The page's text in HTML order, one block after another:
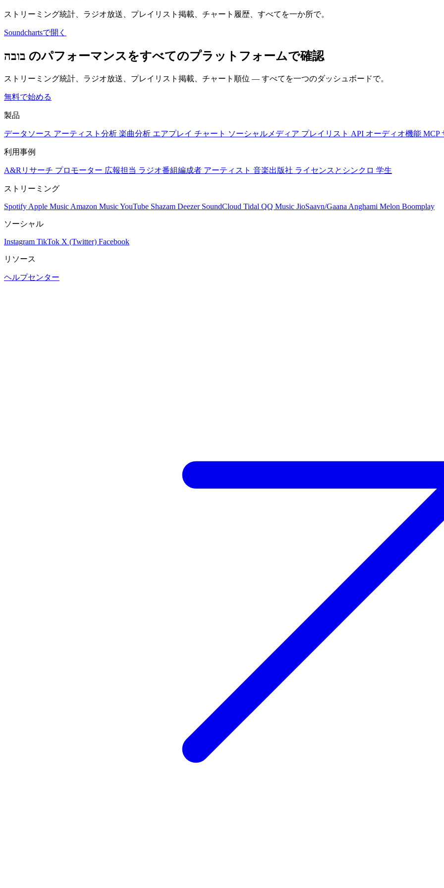
ストリーミング統計、ラジオ放送、プレイリスト掲載、チャート履歴、すべてを一か所で。
Soundchartsで開く
בובה のパフォーマンスをすべてのプラットフォームで確認
ストリーミング統計、ラジオ放送、プレイリスト掲載、チャート順位 — すべてを一つのダッシュボードで。
無料で始める
製品
データソース アーティスト分析 楽曲分析 エアプレイ チャート ソーシャルメディア プレイリスト API オーディオ機能 MCP
利用事例
A&Rリサーチ プロモーター 広報担当 ラジオ番組編成者 アーティスト 音楽出版社 ライセンスとシンクロ 学生
ストリーミング
Spotify Apple Music Amazon MusicYouTube Shazam Deezer SoundCloud Tidal QQ Music JioSaavn/Gaana Anghami Melon Boomplay
ソーシャル
Instagram TikTok X (Twitter) Facebook
リソース
ヘルプセンター